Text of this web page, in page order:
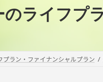
のライフプ
プラン・ファイナンシャルプラン